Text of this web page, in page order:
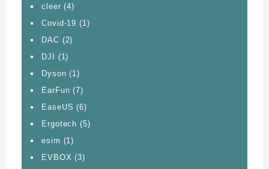
cleer (4)
Covid-19 (1)
DAC (2)
DJI
(1)
Dyson (1)
EarFun (7)
EaseUS (6)
Ergotech (5)
esim (1)
EVBOX (3)